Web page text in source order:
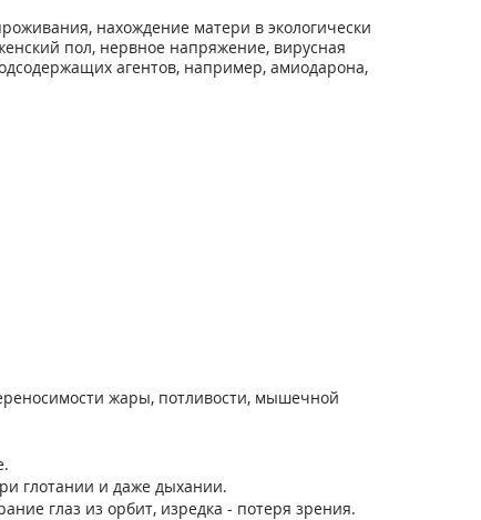
нахождение матери в экологически
пол, нервное напряжение, вирусная
агентов, например, амиодарона,
жары, потливости, мышечной
глотании и даже дыхании.
глаз из орбит, изредка - потеря зрения.